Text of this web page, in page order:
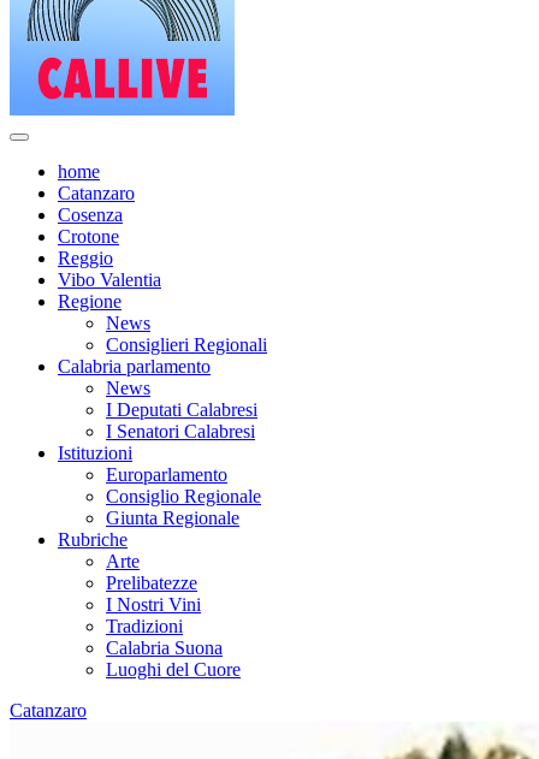
home
Catanzaro
Cosenza
Crotone
Reggio
Vibo Valentia
Regione
News
Consiglieri Regionali
Calabria parlamento
News
I Deputati Calabresi
I Senatori Calabresi
Istituzioni
Europarlamento
Consiglio Regionale
Giunta Regionale
Rubriche
Arte
Prelibatezze
I Nostri Vini
Tradizioni
Calabria Suona
Luoghi del Cuore
Catanzaro